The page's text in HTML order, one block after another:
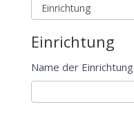
Einrichtung
Name der Einrichtung